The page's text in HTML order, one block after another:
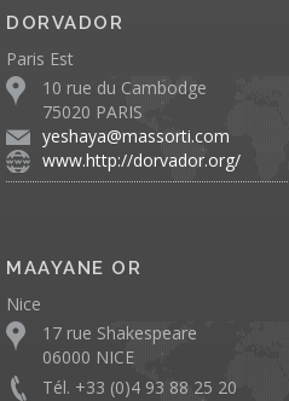
DORVADOR
Paris Est
10 rue du Cambodge
75020 PARIS
yeshaya@massorti.com
www.http://dorvador.org/
MAAYANE OR
Nice
17 rue Shakespeare
06000 NICE
Tél. +33 (0)4 93 88 25 20